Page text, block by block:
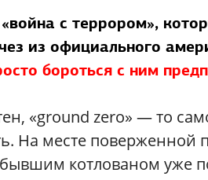
с террором»,
из официального
бороться с ним
«ground zero» — то
На месте поверженной
котлованом уже